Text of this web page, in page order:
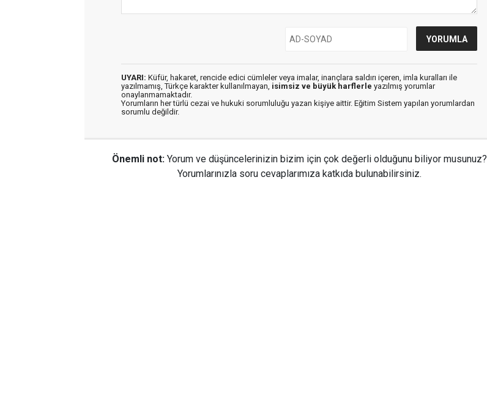
UYARI: Küfür, hakaret, rencide edici cümleler veya imalar, inançlara saldırı içeren, imla kuralları ile
yazılmamış, Türkçe karakter kullanılmayan, isimsiz ve büyük harflerle yazılmış yorumlar
onaylanmamaktadır.
Yorumların her türlü cezai ve hukuki sorumluluğu yazan kişiye aittir. Eğitim Sistem yapılan yorumlardan
sorumlu değildir.
Önemli not: Yorum ve düşüncelerinizin bizim için çok değerli olduğunu biliyor musunuz?
Yorumlarınızla soru cevaplarımıza katkıda bulunabilirsiniz.